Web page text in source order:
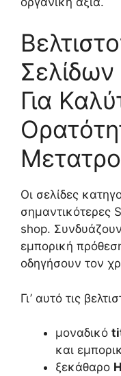
Σελίδων
Για
Οι σελίδες
σημαντικότερες
shop.
εμπορική
οδηγήσουν τον
Γι’ αυτό τις
μοναδικό
και
ξεκάθαρο